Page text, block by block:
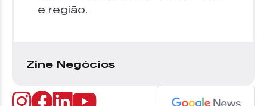
e região.
Zine Negócios